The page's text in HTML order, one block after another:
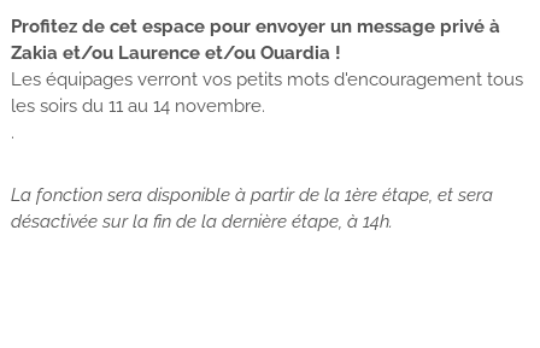
Profitez de cet espace pour envoyer un message privé à
Zakia et/ou Laurence et/ou Ouardia !
Les équipages verront vos petits mots d'encouragement tous
les soirs du 11 au 14 novembre.
.
La fonction sera disponible à partir de la 1ère étape, et sera
désactivée sur la fin de la dernière étape, à 14h.